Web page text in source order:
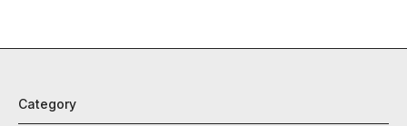
Category